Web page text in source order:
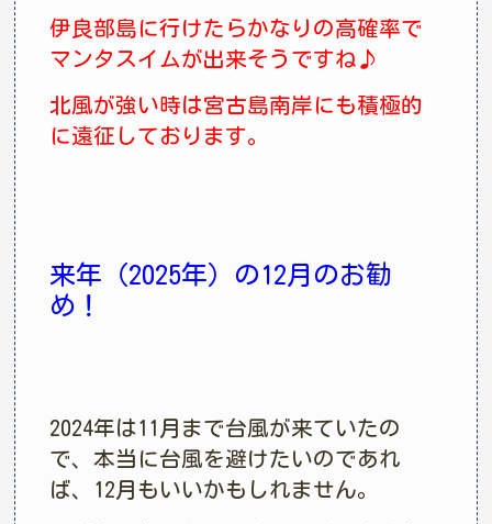
伊良部島に行けたらかなりの高確率で
マンタスイムが出来そうですね♪
北風が強い時は宮古島南岸にも積極的
に遠征しております。
来年（2025年）の12月のお勧
め！
2024年は11月まで台風が来ていたの
で、本当に台風を避けたいのであれ
ば、12月もいいかもしれません。